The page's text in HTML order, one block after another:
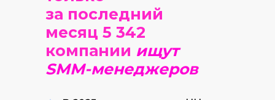
за последний
месяц 5 342
компании ищут
SMM-менеджеров